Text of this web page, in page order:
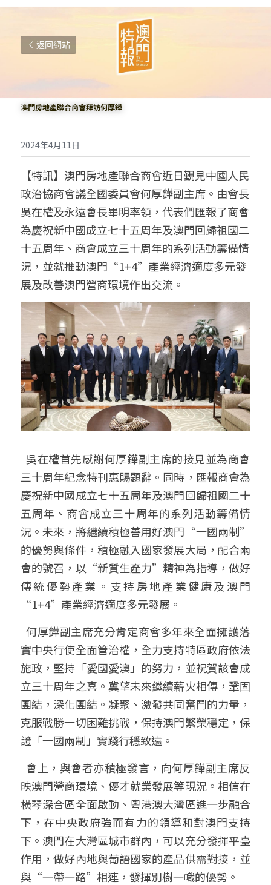
返回網站
澳門房地產聯合商會拜訪何厚鏵
2024年4月11日
【特訊】澳門房地產聯合商會近日覲見中國人民
政治協商會議全國委員會何厚鏵副主席。由會長
吳在權及永遠會長畢明率領，代表們匯報了商會
為慶祝新中國成立七十五周年及澳門回歸祖國二
十五周年、商會成立三十周年的系列活動籌備情
況，並就推動澳門“1+4”產業經濟適度多元發
展及改善澳門營商環境作出交流。
三十周年紀念特刊惠賜題辭。同時，匯報商會為
慶祝新中國成立七十五周年及澳門回歸祖國二十
五周年、商會成立三十周年的系列活動籌備情
況。未來，將繼續積極善用好澳門“一國兩制”
的優勢與條件，積極融入國家發展大局，配合兩
會的號召，以“新質生產力”精神為指導，做好
傳統優勢產業。支持房地產業健康及澳門
“1+4”產業經濟適度多元發展。
  何厚鏵副主席充分肯定商會多年來全面擁護落
實中央行使全面管治權，全力支持特區政府依法
施政，堅持「愛國愛澳」的努力，並祝賀該會成
立三十周年之喜。冀望未來繼續薪火相傳，鞏固
團結，深化團結。凝聚、激發共同奮鬥的力量，
克服戰勝一切困難挑戰，保持澳門繁榮穩定，保
證「一國兩制」實踐行穩致遠。
映澳門營商環境、優才就業發展等現況。相信在
橫琴深合區全面啟動、粵港澳大灣區進一步融合
下，在中央政府強而有力的領導和對澳門支持
下。澳門在大灣區城市群內，可以充分發揮平臺
作用，做好內地與葡語國家的產品供需對接，並
與“一帶一路”相連，發揮別樹一幟的優勢。